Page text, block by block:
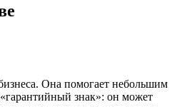
Она помогает небольшим
знак»: он может